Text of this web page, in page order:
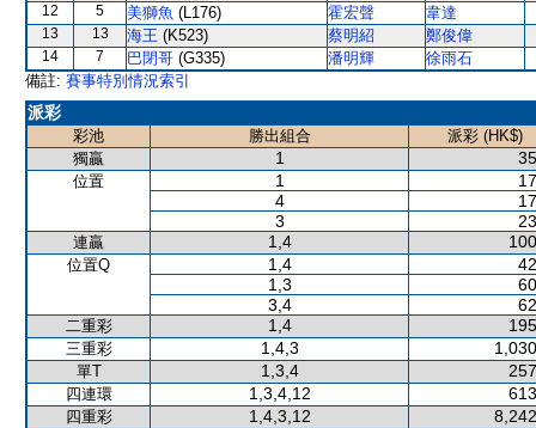
12 5 美獅魚 (L176) 霍宏聲 韋達
13 13 海王 (K523) 蔡明紹 鄭俊偉
14 7 巴閉哥 (G335) 潘明輝
徐雨石
備註: 賽事特別情況索引
派彩
彩池 勝出組合
派彩 (HK$)
獨贏
1
位置 1
4
3
連贏 1,4
位置Q 1,4
1,3
3,4
二重彩 1,4
三重彩 1,4,3
單T 1,3,4
四連環 1,3,4,12
四重彩 1,4,3,12